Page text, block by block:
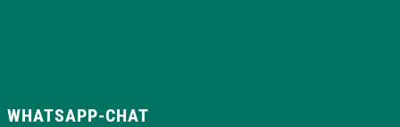
WHATSAPP-CHAT